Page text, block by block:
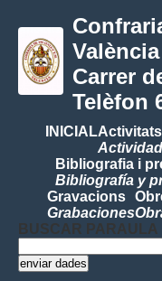
València
Carrer
Telèfon
INICIAL
Bibliografia i
Bibliografía y
Gravacions
Grabaciones
BUSCAR PARAULA